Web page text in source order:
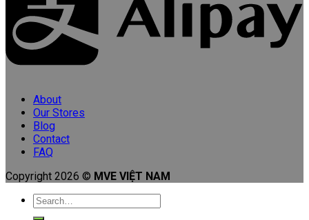
About
Our Stores
Blog
Contact
FAQ
Copyright 2026 © MVE VIỆT NAM
Search
for: